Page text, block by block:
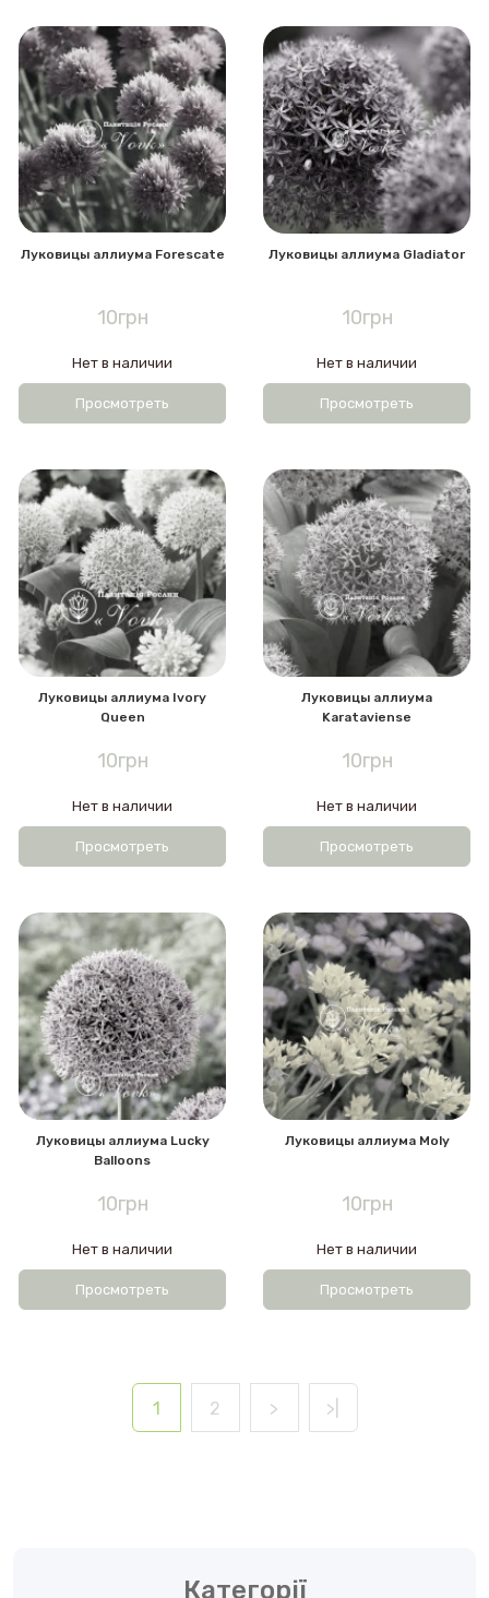
Категорії
Луковицы аллиума Forescate
10грн
Нет в наличии
Просмотреть
Луковицы аллиума Gladiator
10грн
Нет в наличии
Просмотреть
Луковицы аллиума Ivory
Queen
10грн
Нет в наличии
Просмотреть
Луковицы аллиума
Karataviense
10грн
Нет в наличии
Просмотреть
Луковицы аллиума Lucky
Balloons
10грн
Нет в наличии
Просмотреть
Луковицы аллиума Moly
10грн
Нет в наличии
Просмотреть
1 2 > >|